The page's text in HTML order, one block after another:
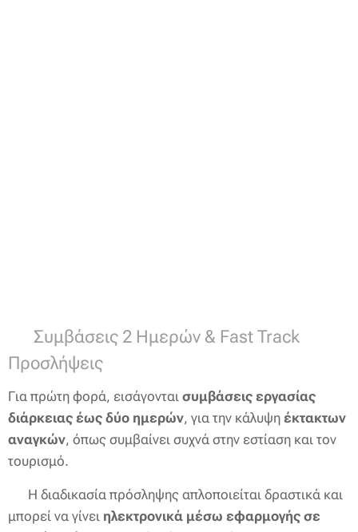
🔹 Συμβάσεις 2 Ημερών & Fast Track
Προσλήψεις
Για πρώτη φορά, εισάγονται συμβάσεις εργασίας
διάρκειας έως δύο ημερών, για την κάλυψη έκτακτων
αναγκών, όπως συμβαίνει συχνά στην εστίαση και τον
τουρισμό.
➡️ Η διαδικασία πρόσληψης απλοποιείται δραστικά και
μπορεί να γίνει ηλεκτρονικά μέσω εφαρμογής σε